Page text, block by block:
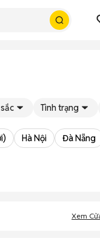
Tình trạng
Hà Nội Đà Nẵng
Xem